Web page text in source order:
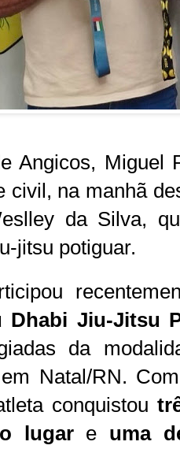
Angicos, Miguel
civil, na manhã
da Silva,
jitsu potiguar.
Dhabi Jiu-Jitsu
da
Natal/RN.
conquistou
lugare uma